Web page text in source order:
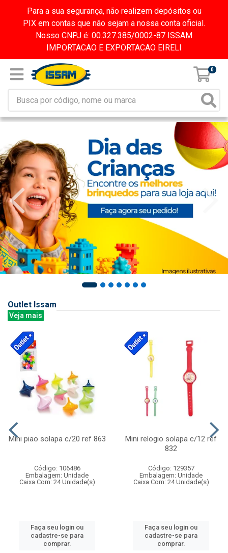
Para a sua segurança, não realizem depósitos ou
PIX em contas que não sejam a nossa conta oficial.
Nosso CNPJ é: 00.327.385/0002-87 ISSAM
IMPORTACAO E EXPORTACAO EIRELI
0
Outlet Issam
Veja mais
Mini piao solapa c/20 ref 863
Código: 106486
Embalagem: Unidade
Caixa Com: 24 Unidade(s)
Faça seu login ou
cadastre-se para
comprar.
Mini relogio solapa c/12 ref
832
Código: 129357
Embalagem: Unidade
Caixa Com: 24 Unidade(s)
Faça seu login ou
cadastre-se para
comprar.